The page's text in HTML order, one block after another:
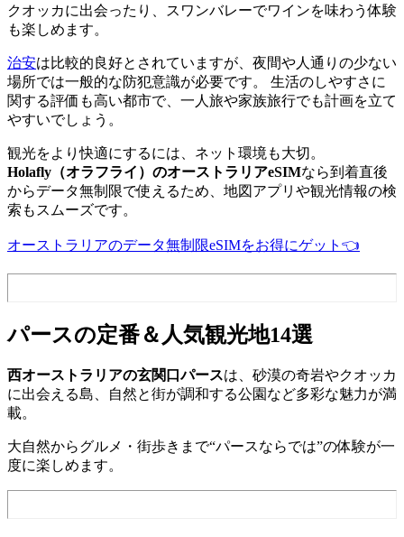
クオッカに出会ったり、スワンバレーでワインを味わう体験
も楽しめます。
治安は比較的良好とされていますが、夜間や人通りの少ない
場所では一般的な防犯意識が必要です。 生活のしやすさに
関する評価も高い都市で、一人旅や家族旅行でも計画を立て
やすいでしょう。
観光をより快適にするには、ネット環境も大切。
Holafly（オラフライ）のオーストラリアeSIMなら到着直後
からデータ無制限で使えるため、地図アプリや観光情報の検
索もスムーズです。
オーストラリアのデータ無制限eSIMをお得にゲット👈
パースの定番＆人気観光地14選
西オーストラリアの玄関口パースは、砂漠の奇岩やクオッカ
に出会える島、自然と街が調和する公園など多彩な魅力が満
載。
大自然からグルメ・街歩きまで“パースならでは”の体験が一
度に楽しめます。